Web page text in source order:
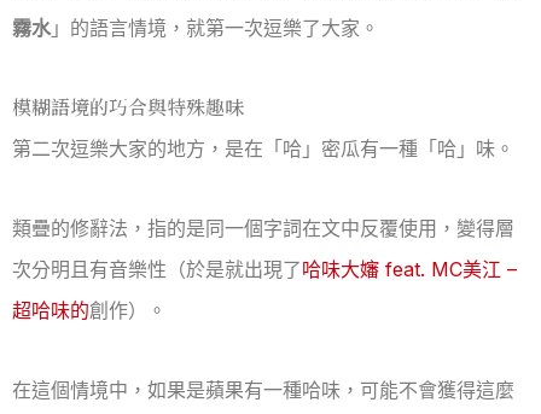
霧水」的語言情境，就第一次逗樂了大家。
模糊語境的巧合與特殊趣味
第二次逗樂大家的地方，是在「哈」密瓜有一種「哈」味。
類疊的修辭法，指的是同一個字詞在文中反覆使用，變得層
次分明且有音樂性（於是就出現了哈味大嬸 feat. MC美江 –
超哈味的創作）。
在這個情境中，如果是蘋果有一種哈味，可能不會獲得這麼